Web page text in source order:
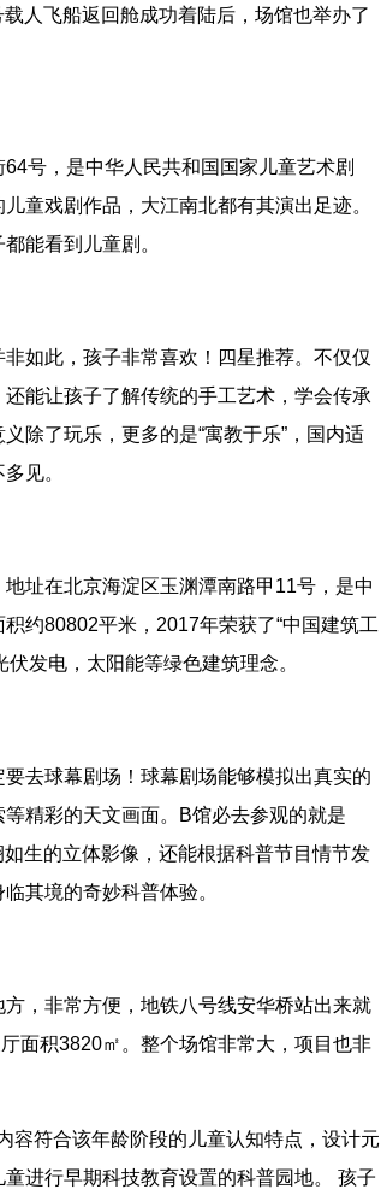
人飞船返回舱成功着陆后，场馆也举办了
号，是中华人民共和国国家儿童艺术剧
童戏剧作品，大江南北都有其演出足迹。
能看到儿童剧。
如此，孩子非常喜欢！四星推荐。不仅仅
能让孩子了解传统的手工艺术，学会传承
除了玩乐，更多的是“寓教于乐”，国内适
见。
址在北京海淀区玉渊潭南路甲11号，是中
约80802平米，2017年荣获了“中国建筑工
发电，太阳能等绿色建筑理念。
去球幕剧场！球幕剧场能够模拟出真实的
精彩的天文画面。B馆必去参观的就是
生的立体影像，还能根据科普节目情节发
其境的奇妙科普体验。
，非常方便，地铁八号线安华桥站出来就
面积3820㎡。整个场馆非常大，项目也非
容符合该年龄阶段的儿童认知特点，设计元
进行早期科技教育设置的科普园地。 孩子